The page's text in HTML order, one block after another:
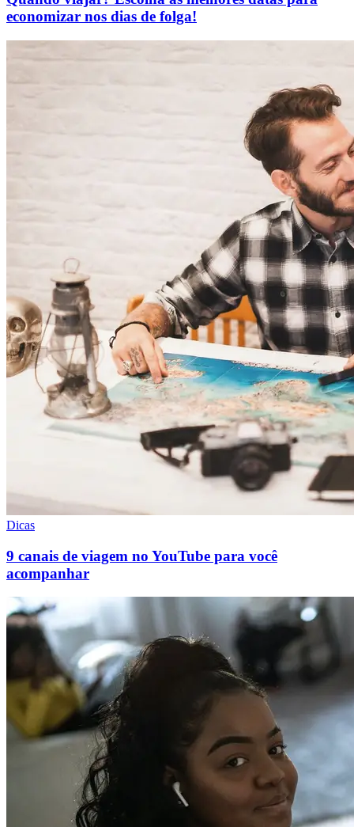
economizar nos dias de folga!
Dicas
9 canais de viagem no YouTube para você
acompanhar